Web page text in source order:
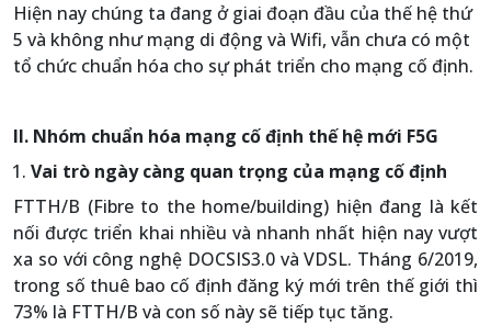
Hiện nay chúng ta đang ở giai đoạn đầu của thế hệ thứ
5 và không như mạng di động và Wifi, vẫn chưa có một
tổ chức chuẩn hóa cho sự phát triển cho mạng cố định.
II. Nhóm chuẩn hóa mạng cố định thế hệ mới F5G
Vai trò ngày càng quan trọng của mạng cố định
FTTH/B (Fibre to the home/building) hiện đang là kết
nối được triển khai nhiều và nhanh nhất hiện nay vượt
xa so với công nghệ DOCSIS3.0 và VDSL. Tháng 6/2019,
trong số thuê bao cố định đăng ký mới trên thế giới thì
73% là FTTH/B và con số này sẽ tiếp tục tăng.